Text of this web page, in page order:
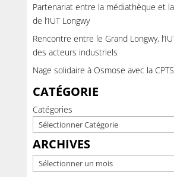
Partenariat entre la médiathèque et
de l’IUT Longwy
Rencontre entre le Grand Longwy,
des acteurs industriels
Nage solidaire à Osmose avec la
CATÉGORIE
Catégories
ARCHIVES
Archives